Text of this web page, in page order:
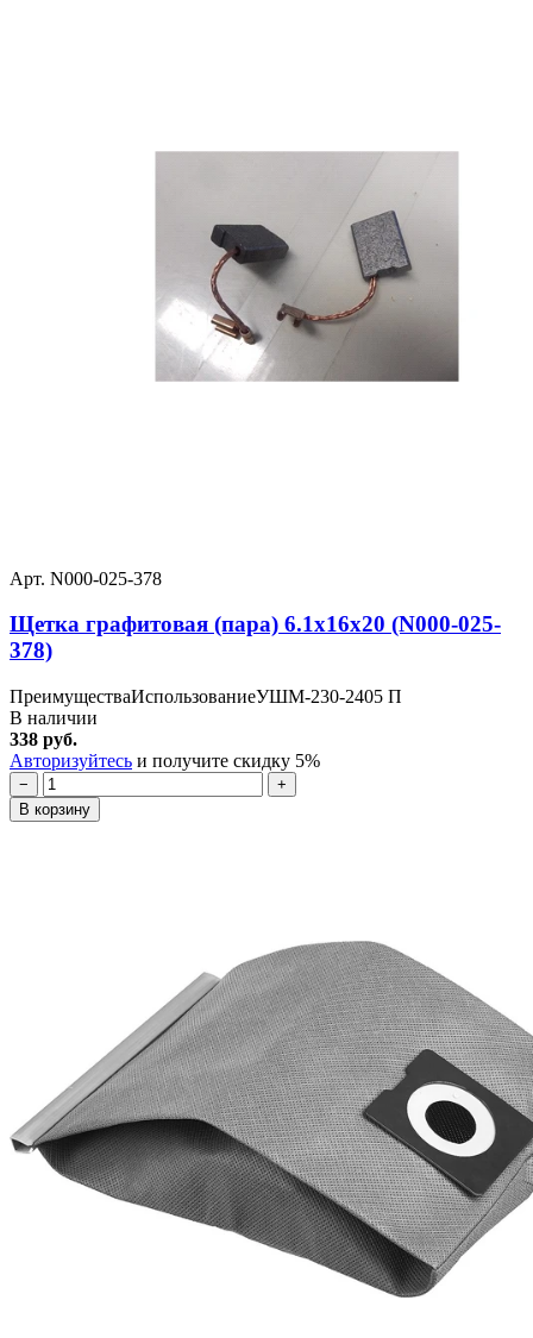
Арт. N000-025-378
Щетка графитовая (пара) 6.1x16x20 (N000-025-
378)
ПреимуществаИспользованиеУШМ-230-2405 П
В наличии
338 руб.
Авторизуйтесь и получите скидку 5%
−
+
В корзину